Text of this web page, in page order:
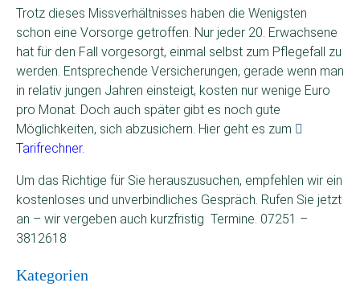
Trotz dieses Missverhältnisses haben die Wenigsten
schon eine Vorsorge getroffen. Nur jeder 20. Erwachsene
hat für den Fall vorgesorgt, einmal selbst zum Pflegefall zu
werden. Entsprechende Versicherungen, gerade wenn man
in relativ jungen Jahren einsteigt, kosten nur wenige Euro
pro Monat. Doch auch später gibt es noch gute
Möglichkeiten, sich abzusichern. Hier geht es zum
Tarifrechner.
Um das Richtige für Sie herauszusuchen, empfehlen wir ein
kostenloses und unverbindliches Gespräch. Rufen Sie jetzt
an – wir vergeben auch kurzfristig Termine. 07251 –
3812618
Kategorien